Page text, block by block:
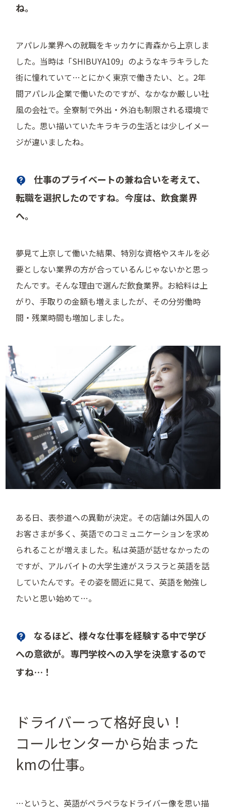
ね。
アパレル業界への就職をキッカケに青森から上京しま
した。当時は「SHIBUYA109」のようなキラキラした
街に憧れていて…とにかく東京で働きたい、と。2年
間アパレル企業で働いたのですが、なかなか厳しい社
風の会社で。全寮制で外出・外泊も制限される環境で
した。思い描いていたキラキラの生活とは少しイメー
ジが違いましたね。
仕事のプライベートの兼ね合いを考えて、
転職を選択したのですね。今度は、飲食業界
へ。
夢見て上京して働いた結果、特別な資格やスキルを必
要としない業界の方が合っているんじゃないかと思っ
たんです。そんな理由で選んだ飲食業界。お給料は上
がり、手取りの金額も増えましたが、その分労働時
間・残業時間も増加しました。
ある日、表参道への異動が決定。その店舗は外国人の
お客さまが多く、英語でのコミュニケーションを求め
られることが増えました。私は英語が話せなかったの
ですが、アルバイトの大学生達がスラスラと英語を話
していたんです。その姿を間近に見て、英語を勉強し
たいと思い始めて…。
なるほど、様々な仕事を経験する中で学び
への意欲が。専門学校への入学を決意するので
すね…！
ドライバーって格好良い！
コールセンターから始まった
kmの仕事。
…というと、英語がペラペラなドライバー像を思い描